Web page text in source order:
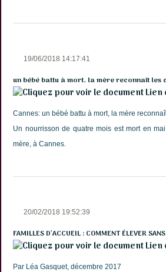
19/06/2018 14:17:41
un bébé battu à mort, la mère reconnaît les
Lien
Cannes: un bébé battu à mort, la mère
Un nourrisson de quatre mois est mort en
mère, à Cannes.
20/02/2018 19:52:39
FAMILLES D’ACCUEIL : COMMENT ÉLEVER
Lien
Par Léa Gasquet, décembre 2017